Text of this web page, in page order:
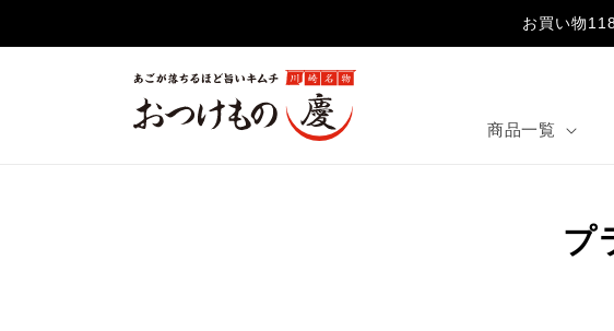
お買い物
商品一覧
プ